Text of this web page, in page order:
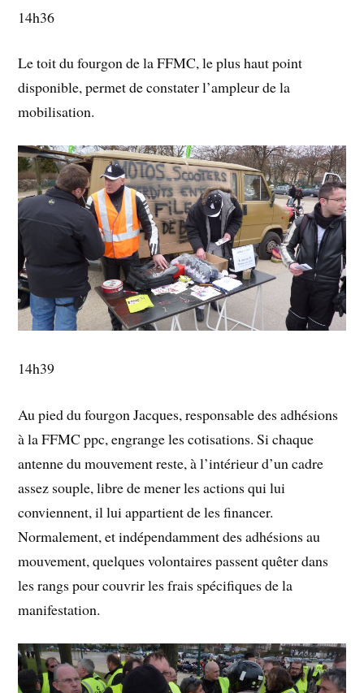
14h36
Le toit du fourgon de la FFMC, le plus haut point
disponible, permet de constater l’ampleur de la
mobilisation.
14h39
Au pied du fourgon Jacques, responsable des adhésions
à la FFMC ppc, engrange les cotisations. Si chaque
antenne du mouvement reste, à l’intérieur d’un cadre
assez souple, libre de mener les actions qui lui
conviennent, il lui appartient de les financer.
Normalement, et indépendamment des adhésions au
mouvement, quelques volontaires passent quêter dans
les rangs pour couvrir les frais spécifiques de la
manifestation.